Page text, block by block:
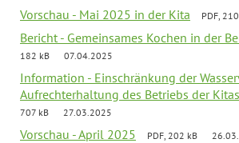
Vorschau - Mai 2025 in der Kita PDF,
Bericht - Gemeinsames Kochen in der
182 kB
07.04.2025
Information - Einschränkung der
Aufrechterhaltung des Betriebs der
707 kB
27.03.2025
Vorschau - April 2025 PDF, 202 kB